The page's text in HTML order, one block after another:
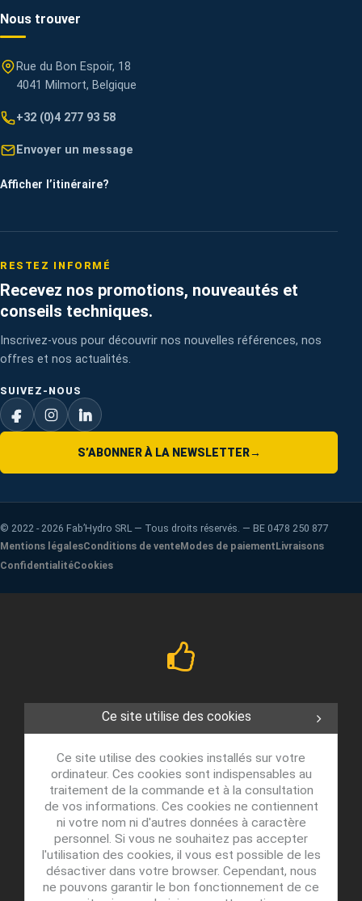
Nous trouver
Rue du Bon Espoir, 18
4041 Milmort, Belgique
+32 (0)4 277 93 58
Envoyer un message
Afficher l’itinéraire?
RESTEZ INFORMÉ
Recevez nos promotions, nouveautés et
conseils techniques.
Inscrivez-vous pour découvrir nos nouvelles références, nos
offres et nos actualités.
SUIVEZ-NOUS
S’ABONNER À LA NEWSLETTER→
© 2022 - 2026 Fab’Hydro SRL — Tous droits réservés. — BE 0478 250 877
Mentions légalesConditions de venteModes de paiementLivraisons
ConfidentialitéCookies
Ce site utilise des cookies
Ce site utilise des cookies installés sur votre
ordinateur. Ces cookies sont indispensables au
traitement de la commande et à la consultation
de vos informations. Ces cookies ne contiennent
ni votre nom ni d'autres données à caractère
personnel. Si vous ne souhaitez pas accepter
l'utilisation des cookies, il vous est possible de les
désactiver dans votre browser. Cependant, nous
ne pouvons garantir le bon fonctionnement de ce